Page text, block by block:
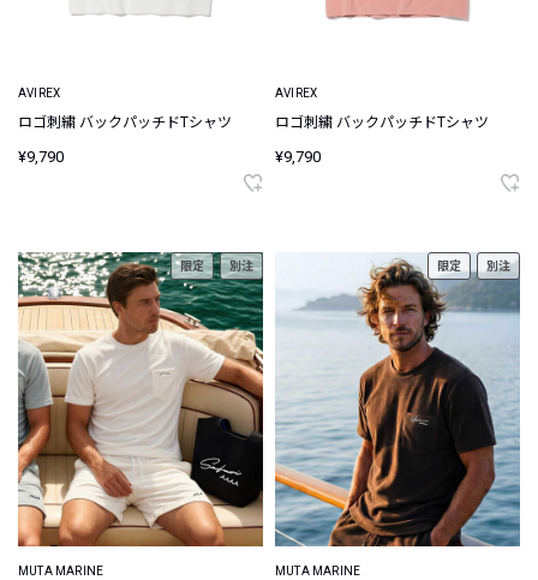
AVIREX
ロゴ刺繍 バックパッチドTシャツ
¥9,790
AVIREX
ロゴ刺繍 バックパッチドTシャツ
¥9,790
限定 別注
MUTA MARINE
限定 別注
MUTA MARINE